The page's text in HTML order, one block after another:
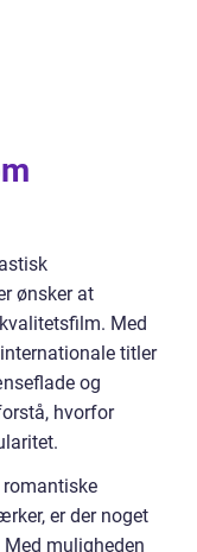
ønsker at
Med
titler
og
hvorfor
er der noget
muligheden